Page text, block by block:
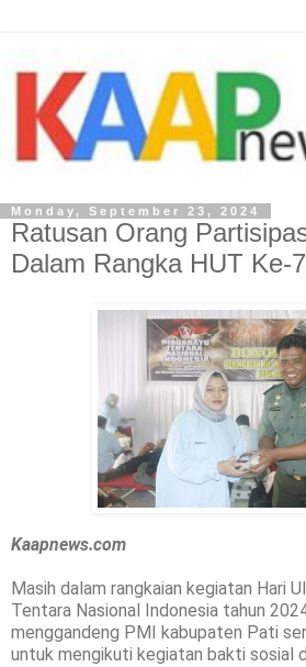
Monday, September 23, 2024
Ratusan Orang
Dalam Rangka HUT Ke-
Kaapnews.com
Masih dalam rangkaian kegiatan Hari
Tentara Nasional Indonesia tahun
menggandeng PMI kabupaten Pati
untuk mengikuti kegiatan bakti sosial